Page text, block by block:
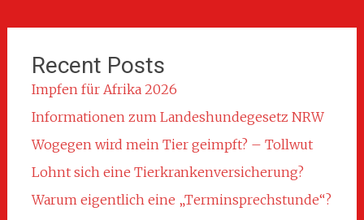
Recent Posts
Impfen für Afrika 2026
Informationen zum Landeshundegesetz NRW
Wogegen wird mein Tier geimpft? – Tollwut
Lohnt sich eine Tierkrankenversicherung?
Warum eigentlich eine „Terminsprechstunde“?